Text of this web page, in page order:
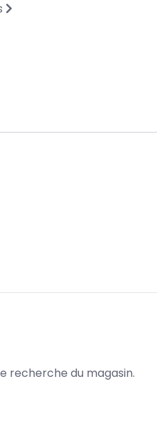
recherche du magasin.